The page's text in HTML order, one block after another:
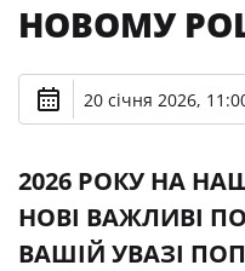
НОВОМУ
20 січня 2026,
2026 РОКУ НА
НОВІ ВАЖЛИВІ
ВАШІЙ УВАЗІ